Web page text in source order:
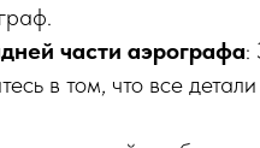
части аэрографа:
в том, что все